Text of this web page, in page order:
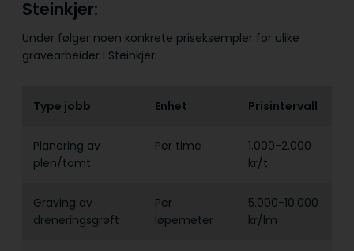
Steinkjer:
Under følger noen konkrete priseksempler for ulike
gravearbeider i Steinkjer:
Type jobb Enhet Prisintervall
Planering av
plen/tomt
Per time
1.000-2.000
kr/t
Graving av
dreneringsgrøft
Per
løpemeter
5.000-10.000
kr/lm